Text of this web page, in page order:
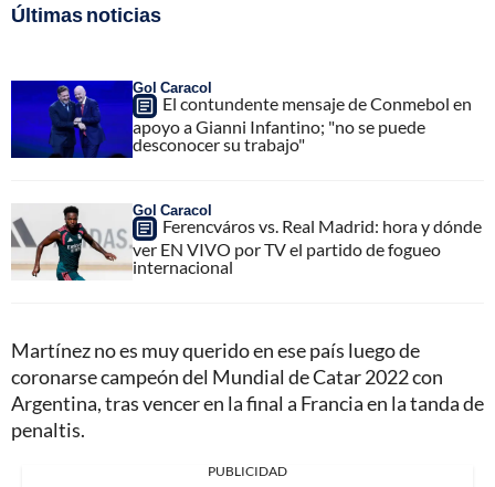
Últimas noticias
Gol Caracol
El contundente mensaje de Conmebol en
apoyo a Gianni Infantino; "no se puede
desconocer su trabajo"
Gol Caracol
Ferencváros vs. Real Madrid: hora y dónde
ver EN VIVO por TV el partido de fogueo
internacional
Martínez no es muy querido en ese país luego de
coronarse campeón del Mundial de Catar 2022 con
Argentina, tras vencer en la final a Francia en la tanda de
penaltis.
PUBLICIDAD